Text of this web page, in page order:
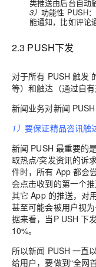
类推送由后台自动
3）功能性 PUSH
能通知，比如评论
2.3 PUSH下发
对于所有 PUSH 触发
等）和触达（通过自
新闻业务对新闻
1）要保证精品咨讯触
新闻 PUSH 最重要的
取热点/突发资讯的诉
件时，所有 App 都会
会点击收到的第一个
其它 App 的推送，对
甚至可能会被用户视
据来看，当P USH 下
10%。
所以新闻 PUSH 一直
给用户，要做到“全网首